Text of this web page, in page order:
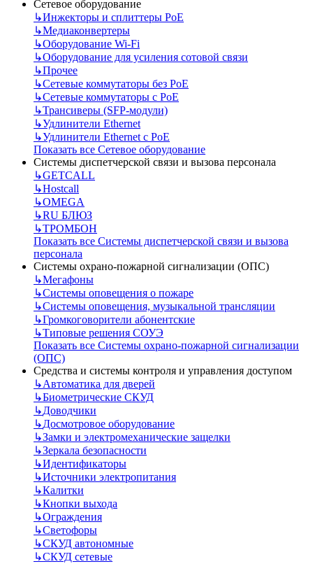
Сетевое оборудование
↳Инжекторы и сплиттеры РоЕ
↳Медиаконвертеры
↳Оборудование Wi-Fi
↳Оборудование для усиления сотовой связи
↳Прочее
↳Сетевые коммутаторы без РоЕ
↳Сетевые коммутаторы с РоЕ
↳Трансиверы (SFP-модули)
↳Удлинители Ethernet
↳Удлинители Ethernet с PoE
Показать все Сетевое оборудование
Системы диспетчерской связи и вызова персонала
↳GETCALL
↳Hostcall
↳OMEGA
↳RU БЛЮЗ
↳ТРОМБОН
Показать все Системы диспетчерской связи и вызова
персонала
Системы охрано-пожарной сигнализации (ОПС)
↳Мегафоны
↳Системы оповещения о пожаре
↳Системы оповещения, музыкальной трансляции
↳Громкоговорители абонентские
↳Типовые решения СОУЭ
Показать все Системы охрано-пожарной сигнализации
(ОПС)
Средства и системы контроля и управления доступом
↳Автоматика для дверей
↳Биометрические СКУД
↳Доводчики
↳Досмотровое оборудование
↳Замки и электромеханические защелки
↳Зеркала безопасности
↳Идентификаторы
↳Источники электропитания
↳Калитки
↳Кнопки выхода
↳Ограждения
↳Светофоры
↳СКУД автономные
↳СКУД сетевые